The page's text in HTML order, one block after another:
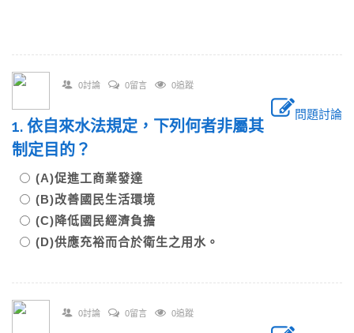
0討論 0留言 0追蹤
問題討論
1. 依自來水法規定，下列何者非屬其
制定目的？
(A)促進工商業發達
(B)改善國民生活環境
(C)降低國民經濟負擔
(D)供應充裕而合於衛生之用水。
0討論 0留言 0追蹤